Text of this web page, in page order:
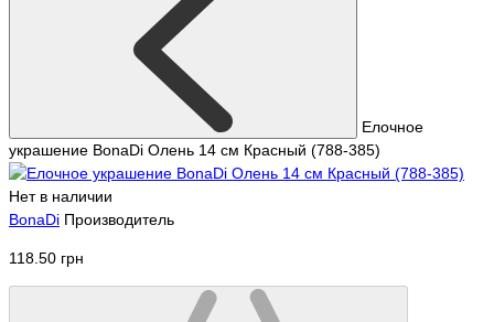
Елочное
украшение BonaDi Олень 14 см Красный (788-385)
Нет в наличии
BonaDi Производитель
118.50 грн